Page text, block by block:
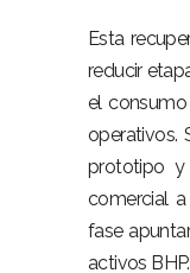
Esta
reducir
el
operativos.
prototipo y
comercial
fase
activos BHP.